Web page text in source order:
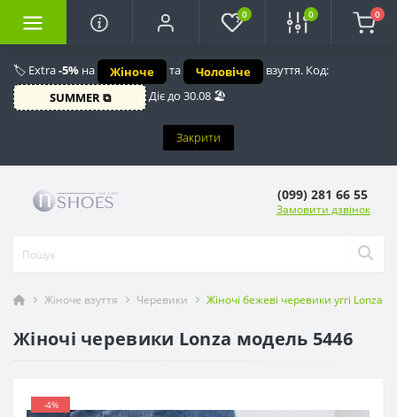
🏷️ Extra-5% на Жіноче та Чоловіче
взуття. Код:
SUMMER ⧉
Діє до 30.08 🏖️
Закрити
0 0 0
(099) 281 66 55
Замовити дзвінок
Жіноче взуття Черевики Жіночі бежеві черевики уггі Lonza
Жіночі черевики Lonza модель 5446
-4%